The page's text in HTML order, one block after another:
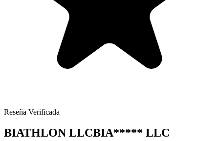
Reseña Verificada
BIATHLON LLCBIA***** LLC